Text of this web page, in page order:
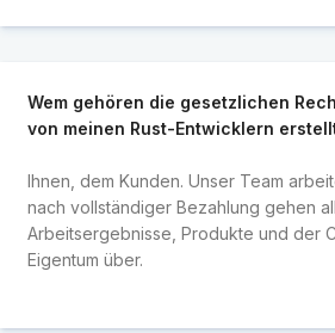
Wem gehören die gesetzlichen
von meinen Rust-Entwicklern
Ihnen, dem Kunden. Unser Team
nach vollständiger Bezahlung gehen
Arbeitsergebnisse, Produkte und der
Eigentum über.